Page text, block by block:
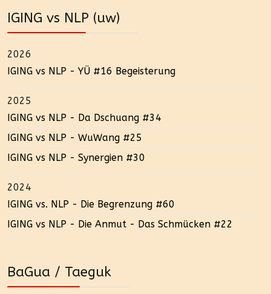
IGING vs NLP (uw)
2026
IGING vs NLP - YÜ #16 Begeisterung
2025
IGING vs NLP - Da Dschuang #34
IGING vs NLP - WuWang #25
IGING vs NLP - Synergien #30
2024
IGING vs. NLP - Die Begrenzung #60
IGING vs NLP - Die Anmut - Das Schmücken #22
BaGua / Taeguk